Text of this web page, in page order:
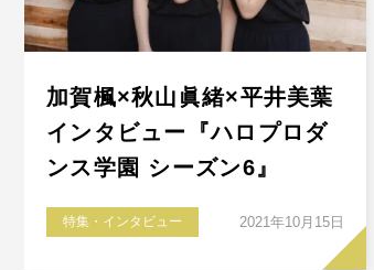
加賀楓×秋山眞緒×平井美葉
インタビュー『ハロプロダ
ンス学園 シーズン6』
特集・インタビュー 2021年10月15日